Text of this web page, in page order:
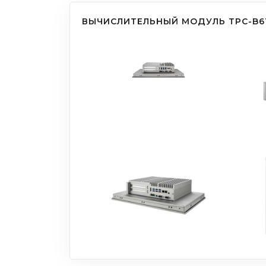
ВЫЧИСЛИТЕЛЬНЫЙ МОДУЛЬ TPC-